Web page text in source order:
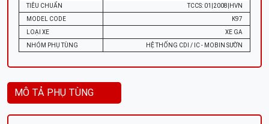
TIÊU CHUẨN
TCCS: 01|2008|HVN
MODEL CODE
K97
LOẠI XE
XE GA
NHÓM PHỤ TÙNG
HỆ THỐNG CDI / IC - MOBIN SƯỜN
MÔ TẢ PHỤ TÙNG